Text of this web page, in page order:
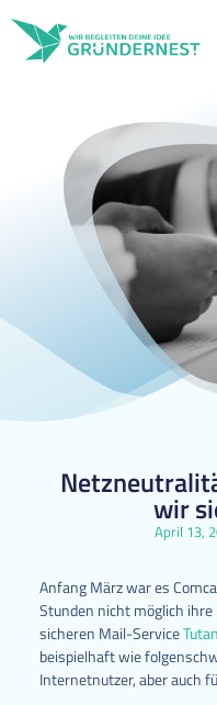
wir
April 13,
Anfang März war es
Stunden nicht möglich ihre
sicheren Mail-Service
beispielhaft wie
Internetnutzer, aber auch